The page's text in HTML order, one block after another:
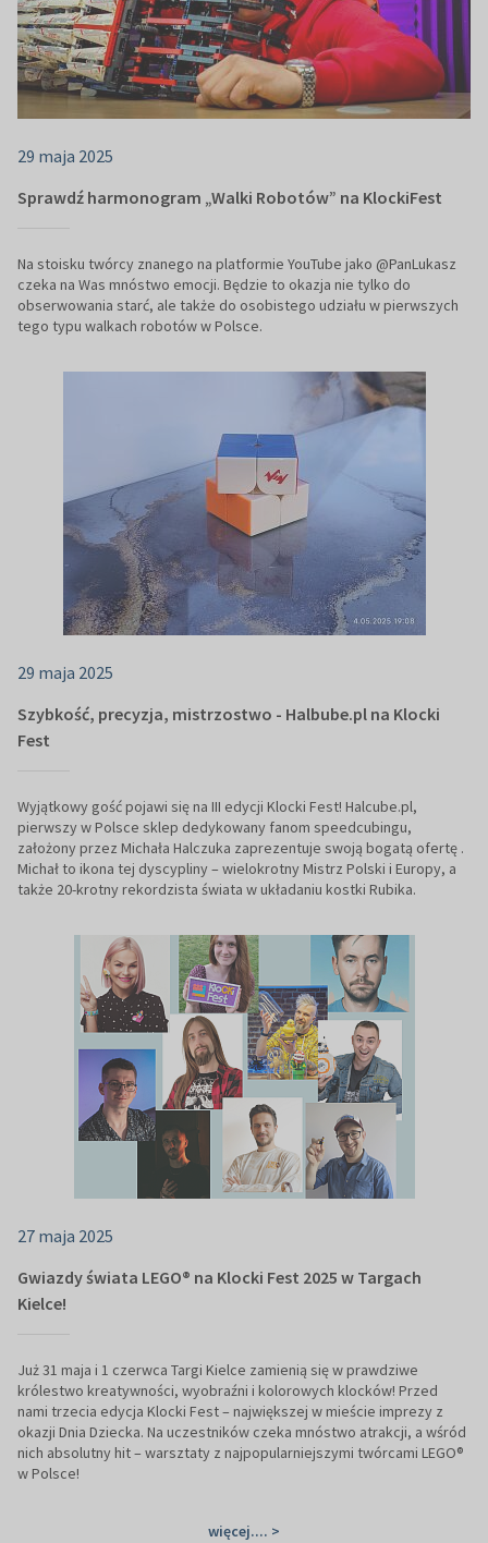
29 maja 2025
Sprawdź harmonogram „Walki Robotów” na KlockiFest
Na stoisku twórcy znanego na platformie YouTube jako @PanLukasz
czeka na Was mnóstwo emocji. Będzie to okazja nie tylko do
obserwowania starć, ale także do osobistego udziału w pierwszych
tego typu walkach robotów w Polsce.
29 maja 2025
Szybkość, precyzja, mistrzostwo - Halbube.pl na Klocki
Fest
Wyjątkowy gość pojawi się na III edycji Klocki Fest! Halcube.pl,
pierwszy w Polsce sklep dedykowany fanom speedcubingu,
założony przez Michała Halczuka zaprezentuje swoją bogatą ofertę .
Michał to ikona tej dyscypliny – wielokrotny Mistrz Polski i Europy, a
także 20-krotny rekordzista świata w układaniu kostki Rubika.
27 maja 2025
Gwiazdy świata LEGO® na Klocki Fest 2025 w Targach
Kielce!
Już 31 maja i 1 czerwca Targi Kielce zamienią się w prawdziwe
królestwo kreatywności, wyobraźni i kolorowych klocków! Przed
nami trzecia edycja Klocki Fest – największej w mieście imprezy z
okazji Dnia Dziecka. Na uczestników czeka mnóstwo atrakcji, a wśród
nich absolutny hit – warsztaty z najpopularniejszymi twórcami LEGO®
w Polsce!
więcej.... >